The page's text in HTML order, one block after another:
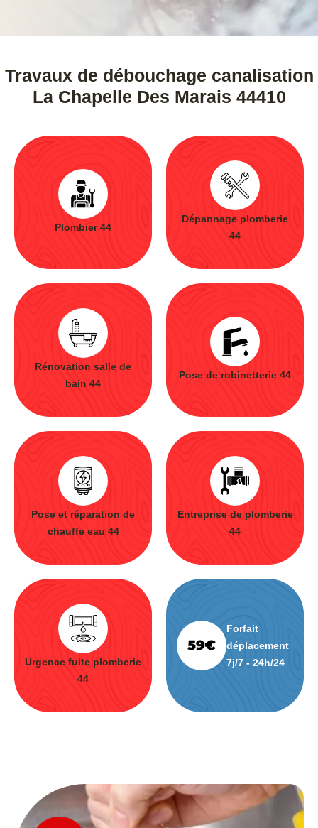
Travaux de débouchage canalisation
La Chapelle Des Marais 44410
Plombier 44
Dépannage plomberie
44
Rénovation salle de
bain 44
Pose de robinetterie 44
Pose et réparation de
chauffe eau 44
Entreprise de plomberie
44
Urgence fuite plomberie
44
Forfait
déplacement
7j/7 - 24h/24